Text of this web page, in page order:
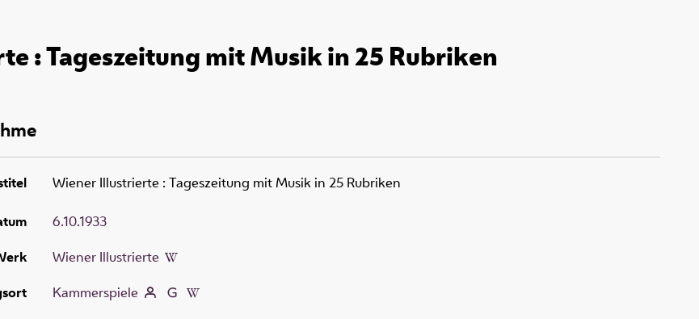
: Tageszeitung mit Musik in 25 Rubriken
Wiener Illustrierte : Tageszeitung mit Musik in 25 Rubriken
Kammerspiele
6.10.1933
Wiener Illustrierte